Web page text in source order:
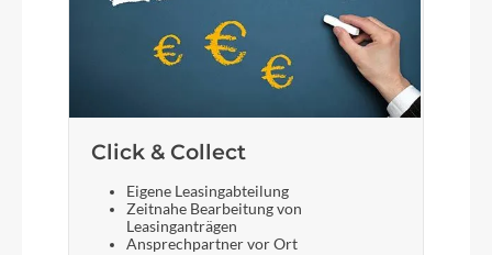
Click & Collect
Eigene Leasingabteilung
Zeitnahe Bearbeitung von
Leasinganträgen
Ansprechpartner vor Ort